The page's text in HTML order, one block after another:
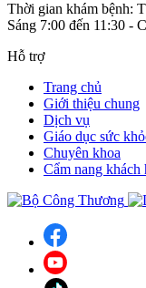
Thời gian khám bệnh:
Sáng 7:00 đến 11:30 -
Hỗ trợ
Trang chủ
Giới thiệu chung
Dịch vụ
Giáo dục sức
Chuyên khoa
Cẩm nang khách